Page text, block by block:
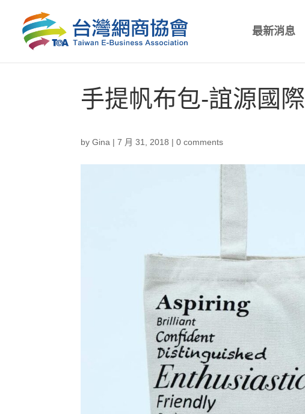
最新消息
手提帆布包-誼源國際
byGina |7 月 31, 2018 |0 comments